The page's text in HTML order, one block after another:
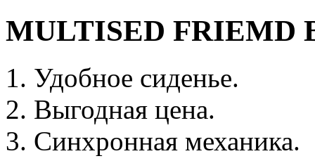
MULTISED FRIEMD
Удобное сиденье.
Выгодная цена.
Синхронная механика.